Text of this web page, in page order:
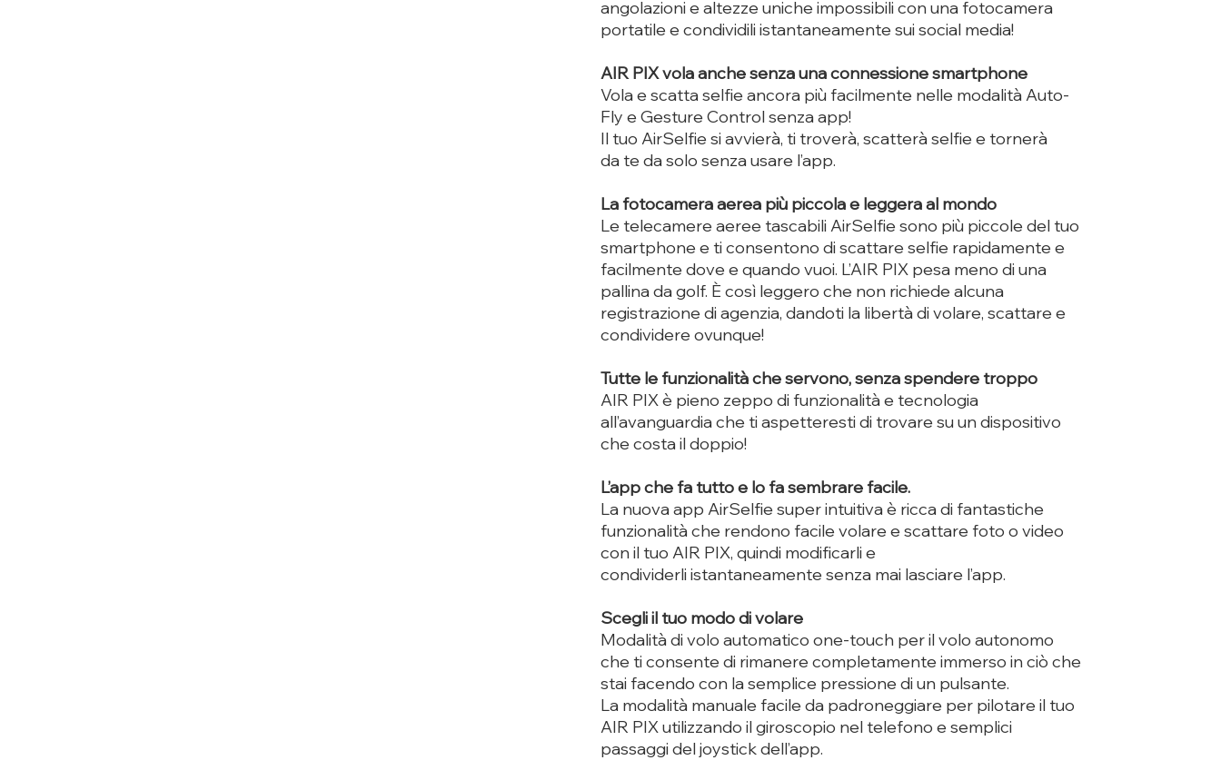
angolazioni e altezze uniche impossibili con una fotocamera
portatile e condividili istantaneamente sui social media!
AIR PIX vola anche senza una connessione smartphone
Vola e scatta selfie ancora più facilmente nelle modalità Auto-
Fly e Gesture Control senza app!
Il tuo AirSelfie si avvierà, ti troverà, scatterà selfie e tornerà
da te da solo senza usare l’app.
La fotocamera aerea più piccola e leggera al mondo
Le telecamere aeree tascabili AirSelfie sono più piccole del tuo
smartphone e ti consentono di scattare selfie rapidamente e
facilmente dove e quando vuoi. L’AIR PIX pesa meno di una
pallina da golf. È così leggero che non richiede alcuna
registrazione di agenzia, dandoti la libertà di volare, scattare e
condividere ovunque!
Tutte le funzionalità che servono, senza spendere troppo
AIR PIX è pieno zeppo di funzionalità e tecnologia
all’avanguardia che ti aspetteresti di trovare su un dispositivo
che costa il doppio!
L’app che fa tutto e lo fa sembrare facile.
La nuova app AirSelfie super intuitiva è ricca di fantastiche
funzionalità che rendono facile volare e scattare foto o video
con il tuo AIR PIX, quindi modificarli e
condividerli istantaneamente senza mai lasciare l’app.
Scegli il tuo modo di volare
Modalità di volo automatico one-touch per il volo autonomo
che ti consente di rimanere completamente immerso in ciò che
stai facendo con la semplice pressione di un pulsante.
La modalità manuale facile da padroneggiare per pilotare il tuo
AIR PIX utilizzando il giroscopio nel telefono e semplici
passaggi del joystick dell’app.